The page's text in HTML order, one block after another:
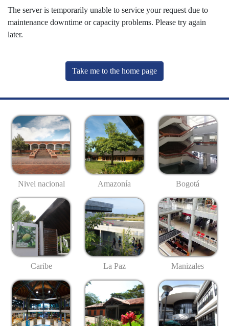
The server is temporarily unable to service your request due to
maintenance downtime or capacity problems. Please try again
later.
Take me to the home page
Nivel nacional Amazonía Bogotá
Caribe La Paz Manizales